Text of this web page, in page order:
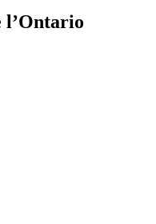
été
m’a
l’Ontario